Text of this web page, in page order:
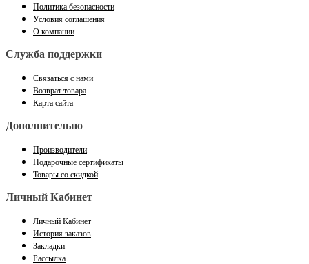
Политика безопасности
Условия соглашения
О компании
Служба поддержки
Связаться с нами
Возврат товара
Карта сайта
Дополнительно
Производители
Подарочные сертификаты
Товары со скидкой
Личный Кабинет
Личный Кабинет
История заказов
Закладки
Рассылка